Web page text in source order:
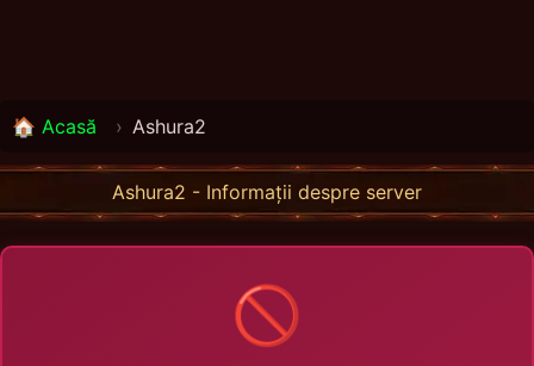
🏠 Acasă › Ashura2
Ashura2 - Informații despre server
🚫